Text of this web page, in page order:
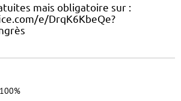
mais obligatoire sur :
e/DrqK6KbeQe?
100%